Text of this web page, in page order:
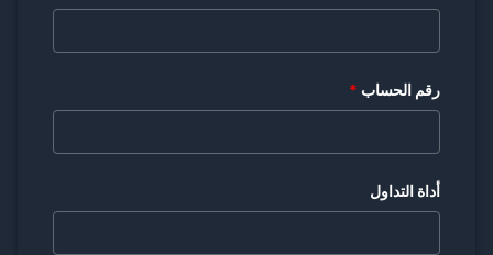
رقم الحساب *
أداة التداول